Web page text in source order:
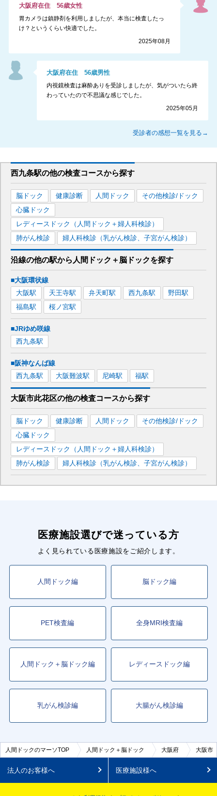
大阪府在住 56歳女性
胃カメラは鎮静剤を利用しましたが、本当に検査したっ
け？というくらい快適でした。
2025年08月
大阪府在住56歳男性
内視鏡検査は麻酔ありを受診しましたが、気がついたら終
わっていたので不思議な感じでした。
2025年05月
受診者の感想一覧を見る→
西九条駅の他の検査コースから探す
脳ドック 健康診断 人間ドック
その他検診/ドック
心臓ドック
レディースドック（人間ドック＋婦人科検診）
肺がん検診
婦人科検診（乳がん検診、子宮がん検診）
沿線の他の駅から 人間ドック＋脳ドックを探す
■大阪環状線
大阪駅 天王寺駅 弁天町駅 西九条駅 野田駅
福島駅 桜ノ宮駅
■JRゆめ咲線
西九条駅
■阪神なんば線
西九条駅 大阪難波駅 尼崎駅 福駅
大阪市此花区の他の検査コースから探す
脳ドック 健康診断 人間ドック
その他検診/ドック
心臓ドック
レディースドック（人間ドック＋婦人科検診）
肺がん検診
婦人科検診（乳がん検診、子宮がん検診）
医療施設選びで迷っている方
よく見られている医療施設をご紹介します。
人間ドック編 脳ドック編
PET検査編 全身MRI検査編
人間ドック＋脳ドック編 レディースドック編
乳がん検診編 大腸がん検診編
人間ドックのマーソTOP 人間ドック＋脳ドック 大阪府 大阪市
法人のお客様へ 医療施設様へ